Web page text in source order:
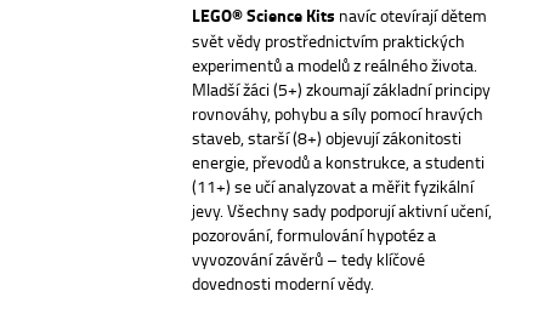
LEGO® Science Kits navíc otevírají dětem
svět vědy prostřednictvím praktických
experimentů a modelů z reálného života.
Mladší žáci (5+) zkoumají základní principy
rovnováhy, pohybu a síly pomocí hravých
staveb, starší (8+) objevují zákonitosti
energie, převodů a konstrukce, a studenti
(11+) se učí analyzovat a měřit fyzikální
jevy. Všechny sady podporují aktivní učení,
pozorování, formulování hypotéz a
vyvozování závěrů – tedy klíčové
dovednosti moderní vědy.